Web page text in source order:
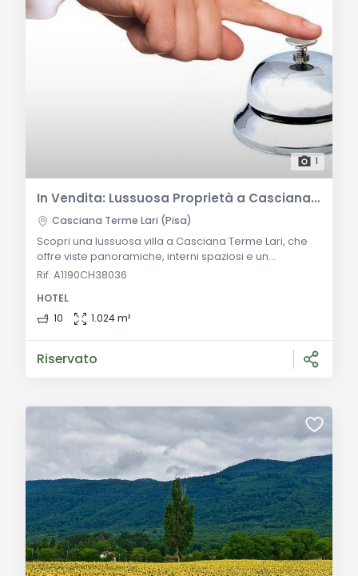
1
In Vendita: Lussuosa Proprietà a Casciana Terme Lari, Toscana
Casciana Terme Lari (Pisa)
Scopri una lussuosa villa a Casciana Terme Lari, che
offre viste panoramiche, interni spaziosi e un
ambiente sereno. Perfetta per chi cerca di investire
Generale: Nella pittoresca località di Casciana Terme
Lari, questa lussuosa proprietà offre una
panoramiche che si e
Rif. A1190CH38036
HOTEL
10
1.024 m²
Riservato